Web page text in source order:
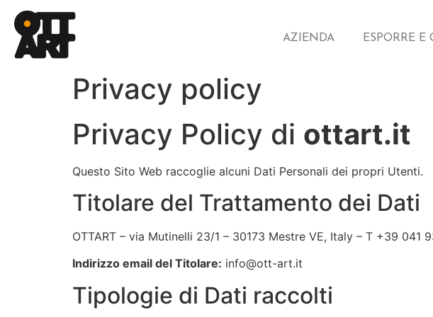
AZIENDA ESPORRE E
Privacy policy
Privacy Policy di ottart.it
Questo Sito Web raccoglie alcuni Dati Personali dei propri Utenti.
Titolare del Trattamento dei Dati
OTTART – via Mutinelli 23/1 – 30173 Mestre VE, Italy – T +39
Indirizzo email del Titolare: info@ott-art.it
Tipologie di Dati raccolti